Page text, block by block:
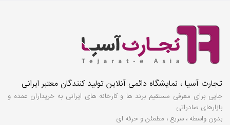
تجارت آسیا ، نمایشگاه دائمی آنلاین تولید کنندگان معتبر ایرانی
جایی برای معرفی مستقیم برند ها و کارخانه های ایرانی به خریداران عمده و
بازارهای صادراتی
بدون واسطه ، سریع ، مطمئن و حرفه ای